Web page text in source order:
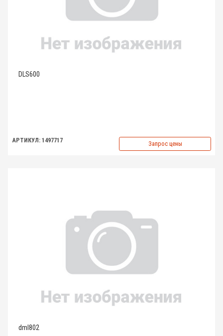
DLS600
АРТИКУЛ: 1497717 Запрос цены
dml802